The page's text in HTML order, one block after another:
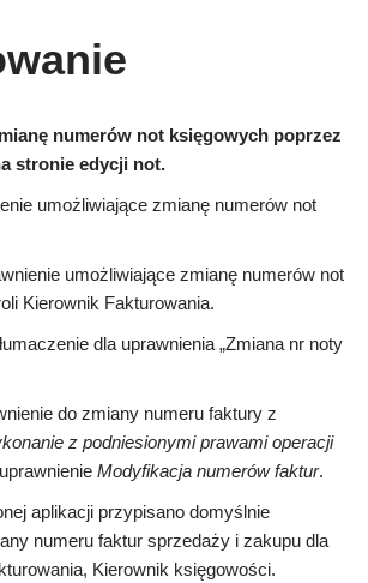
numerów not księgowych poprzez
stronie edycji not.
umożliwiające zmianę numerów not
umożliwiające zmianę numerów not
Kierownik Fakturowania.
dla uprawnienia „Zmiana nr noty
do zmiany numeru faktury z
z podniesionymi prawami operacji
Modyfikacja numerów faktur.
aplikacji przypisano domyślnie
numeru faktur sprzedaży i zakupu dla
Kierownik księgowości.